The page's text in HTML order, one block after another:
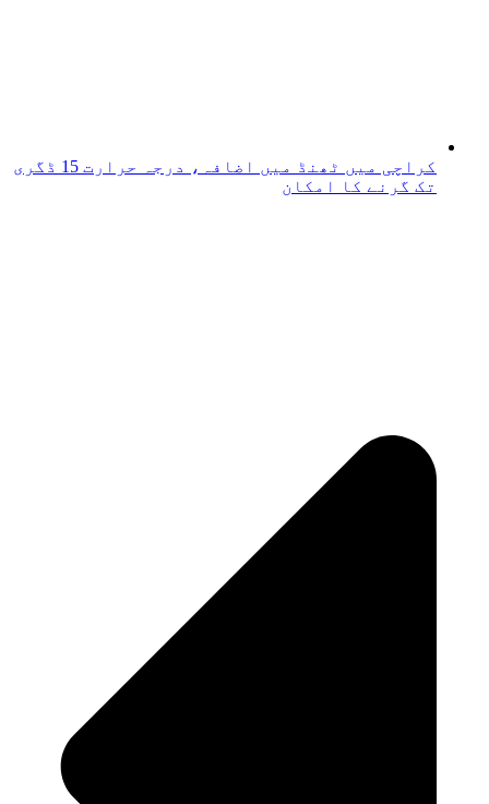
کراچی میں ٹھنڈ میں اضافہ، درجہ حرارت 15 ڈگری
تک گرنے کا امکان